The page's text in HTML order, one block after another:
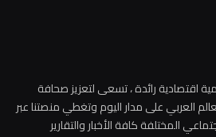
اقتصادية رائدة ، تسعى لتعزيز صحافة
العربي على مدار اليوم وتغطي منصتنا عبر
المختلفة كافة الأخبار والتقارير